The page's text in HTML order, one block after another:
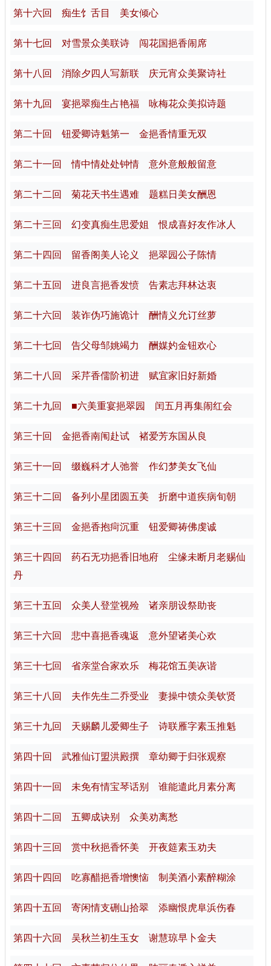
第十六回 痴生饣舌目 美女倾心
第十七回 对雪景众美联诗 闯花国挹香闹席
第十八回 消除夕四人写新联 庆元宵众美聚诗社
第十九回 宴挹翠痴生占艳福 咏梅花众美拟诗题
第二十回 钮爱卿诗魁第一 金挹香情重无双
第二十一回 情中情处处钟情 意外意般般留意
第二十二回 菊花天书生遇难 题糕日美女酬恩
第二十三回 幻变真痴生思爱姐 恨成喜好友作冰人
第二十四回 留香阁美人论义 挹翠园公子陈情
第二十五回 进良言挹香发愤 告素志拜林达衷
第二十六回 装诈伪巧施诡计 酬情义允订丝萝
第二十七回 告父母邹姚竭力 酬媒妁金钮欢心
第二十八回 采芹香儒阶初进 赋宜家旧好新婚
第二十九回 ■六美重宴挹翠园 闰五月再集闹红会
第三十回 金挹香南闱赴试 褚爱芳东国从良
第三十一回 缀巍科才人弛誉 作幻梦美女飞仙
第三十二回 备列小星团圆五美 折磨中道疾病旬朝
第三十三回 金挹香抱疴沉重 钮爱卿祷佛虔诚
第三十四回 药石无功挹香旧地府 尘缘未断月老赐仙
丹
第三十五回 众美人登堂视殓 诸亲朋设祭助丧
第三十六回 悲中喜挹香魂返 意外望诸美心欢
第三十七回 省亲堂合家欢乐 梅花馆五美诙谐
第三十八回 夫作先生二乔受业 妻操中馈众美钦贤
第三十九回 天赐麟儿爱卿生子 诗联雁字素玉推魁
第四十回 武雅仙订盟洪殿撰 章幼卿于归张观察
第四十一回 未免有情宝琴话别 谁能遣此月素分离
第四十二回 五卿成诀别 众美劝离愁
第四十三回 赏中秋挹香怀美 开夜筵素玉劝夫
第四十四回 吃寡醋挹香增懊恼 制美酒小素醉糊涂
第四十五回 寄闲情支硎山拾翠 添幽恨虎阜浜伤春
第四十六回 吴秋兰初生玉女 谢慧琼早卜金夫